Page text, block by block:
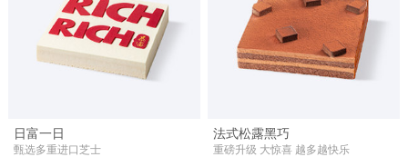
日富一日
甄选多重进口芝士
法式松露黑巧
重磅升级 大惊喜 越多越快乐